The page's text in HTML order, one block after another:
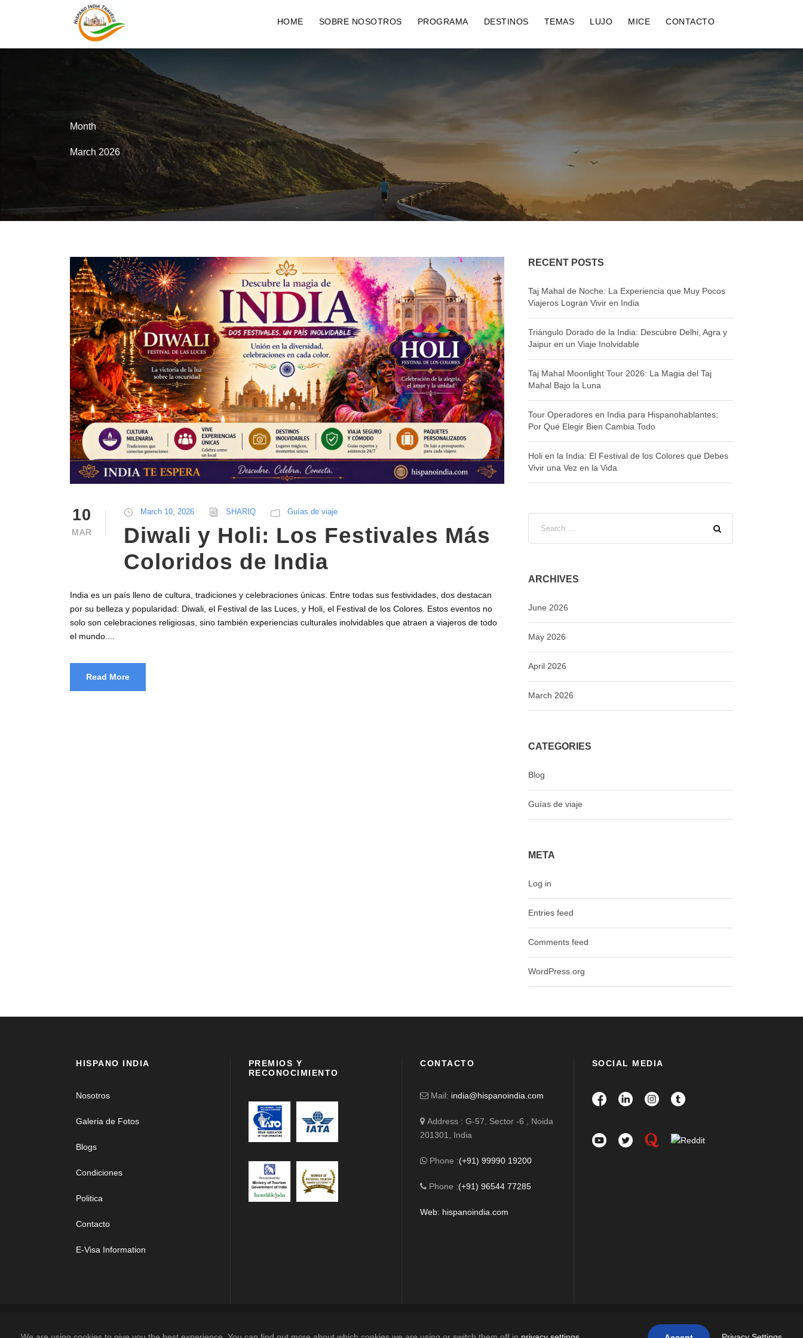
HOME SOBRE NOSOTROS PROGRAMA DESTINOS TEMAS LUJO MICE CONTACTO
Month
March 2026
10
MAR
March 10, 2026 SHARIQ Guías de viaje
Diwali y Holi: Los Festivales Más
Coloridos de India
India es un país lleno de cultura, tradiciones y celebraciones únicas. Entre todas sus festividades, dos destacan
por su belleza y popularidad: Diwali, el Festival de las Luces, y Holi, el Festival de los Colores. Estos eventos no
solo son celebraciones religiosas, sino también experiencias culturales inolvidables que atraen a viajeros de todo
el mundo....
Read More
RECENT POSTS
Taj Mahal de Noche: La Experiencia que Muy Pocos
Viajeros Logran Vivir en India
Triángulo Dorado de la India: Descubre Delhi, Agra y
Jaipur en un Viaje Inolvidable
Taj Mahal Moonlight Tour 2026: La Magia del Taj
Mahal Bajo la Luna
Tour Operadores en India para Hispanohablantes:
Por Qué Elegir Bien Cambia Todo
Holi en la India: El Festival de los Colores que Debes
Vivir una Vez en la Vida
ARCHIVES
June 2026
May 2026
April 2026
March 2026
CATEGORIES
Blog
Guías de viaje
META
Log in
Entries feed
Comments feed
WordPress.org
HISPANO INDIA
Nosotros
Galeria de Fotos
Blogs
Condiciones
Politica
Contacto
E-Visa Information
PREMIOS Y
RECONOCIMIENTO
CONTACTO
Mail: india@hispanoindia.com
Address : G-57, Sector -6 , Noida
201301, India
Phone :(+91) 99990 19200
Phone :(+91) 96544 77285
Web: hispanoindia.com
SOCIAL MEDIA
COPYRIGHT 2026 HISPANO INDIA TRAVELS. ALL RIGHT RESERVED